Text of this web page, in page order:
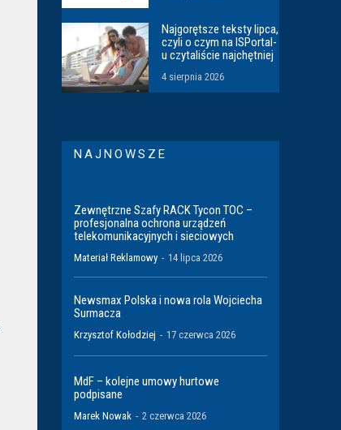
Najgorętsze teksty lipca,
czyli o czym na ISPortal-
u czytaliście najchętniej
4 sierpnia 2026
NAJNOWSZE
Zewnętrzne Szafy RACK Tycon TOC –
profesjonalna ochrona urządzeń
telekomunikacyjnych i sieciowych
Materiał Reklamowy - 14 lipca 2026
Newsmax Polska i nowa rola Wojciecha
Surmacza
Krzysztof Kołodziej - 17 czerwca 2026
MdF – kolejne umowy hurtowe
podpisane
Marek Nowak - 2 czerwca 2026